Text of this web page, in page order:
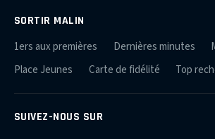
SORTIR MALIN
1ers aux premières Dernières minutes
Place Jeunes
Carte de fidélité Top
SUIVEZ-NOUS SUR